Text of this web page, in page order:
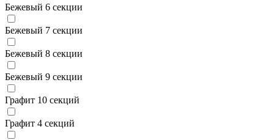
Бежевый 6 секции
Бежевый 7 секции
Бежевый 8 секции
Бежевый 9 секции
Графит 10 секций
Графит 4 секций